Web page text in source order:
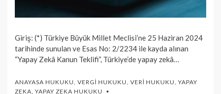
Giriş: (*) Türkiye Büyük Millet Meclisi’ne 25 Haziran 2024
tarihinde sunulan ve Esas No: 2/2234 ile kayda alınan
“Yapay Zekâ Kanun Teklifi”, Türkiye’de yapay zekâ…
ANAYASA HUKUKU, VERGI HUKUKU, VERI HUKUKU, YAPAY
ZEKA, YAPAY ZEKA HUKUKU